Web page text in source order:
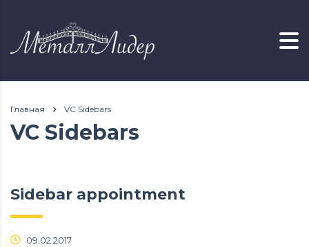
Главная VC Sidebars
VC Sidebars
Sidebar appointment
09.02.2017